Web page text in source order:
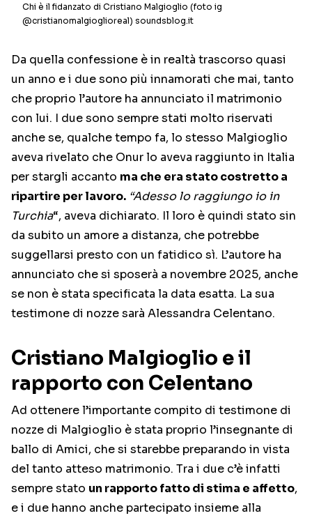
Chi è il fidanzato di Cristiano Malgioglio (foto ig
@cristianomalgioglioreal) soundsblog.it
Da quella confessione è in realtà trascorso quasi
un anno e i due sono più innamorati che mai, tanto
che proprio l’autore ha annunciato il matrimonio
con lui. I due sono sempre stati molto riservati
anche se, qualche tempo fa, lo stesso Malgioglio
aveva rivelato che Onur lo aveva raggiunto in Italia
per stargli accanto ma che era stato costretto a
ripartire per lavoro. “Adesso lo raggiungo io in
Turchia“, aveva dichiarato. Il loro è quindi stato sin
da subito un amore a distanza, che potrebbe
suggellarsi presto con un fatidico sì. L’autore ha
annunciato che si sposerà a novembre 2025, anche
se non è stata specificata la data esatta. La sua
testimone di nozze sarà Alessandra Celentano.
Cristiano Malgioglio e il
rapporto con Celentano
Ad ottenere l’importante compito di testimone di
nozze di Malgioglio è stata proprio l’insegnante di
ballo di Amici, che si starebbe preparando in vista
del tanto atteso matrimonio. Tra i due c’è infatti
sempre stato un rapporto fatto di stima e affetto,
e i due hanno anche partecipato insieme alla